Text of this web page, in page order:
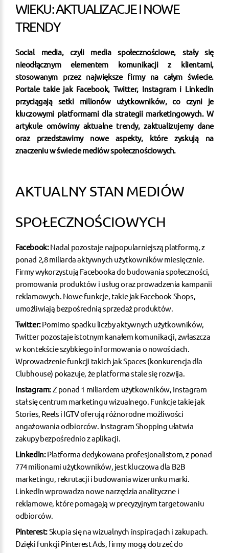
WIEKU: AKTUALIZACJE I NOWE
TRENDY
Social media, czyli media społecznościowe, stały się
nieodłącznym elementem komunikacji z klientami,
stosowanym przez największe firmy na całym świecie.
Portale takie jak Facebook, Twitter, Instagram i LinkedIn
przyciągają setki milionów użytkowników, co czyni je
kluczowymi platformami dla strategii marketingowych. W
artykule omówimy aktualne trendy, zaktualizujemy dane
oraz przedstawimy nowe aspekty, które zyskują na
znaczeniu w świecie mediów społecznościowych.
AKTUALNY STAN MEDIÓW
SPOŁECZNOŚCIOWYCH
Facebook:Nadal pozostaje najpopularniejszą platformą, z
ponad 2,8 miliarda aktywnych użytkowników miesięcznie.
Firmy wykorzystują Facebooka do budowania społeczności,
promowania produktów i usług oraz prowadzenia kampanii
reklamowych. Nowe funkcje, takie jak Facebook Shops,
umożliwiają bezpośrednią sprzedaż produktów.
Twitter:Pomimo spadku liczby aktywnych użytkowników,
Twitter pozostaje istotnym kanałem komunikacji, zwłaszcza
w kontekście szybkiego informowania o nowościach.
Wprowadzenie funkcji takich jak Spaces (konkurencja dla
Clubhouse) pokazuje, że platforma stale się rozwija.
Instagram:Z ponad 1 miliardem użytkowników, Instagram
stał się centrum marketingu wizualnego. Funkcje takie jak
Stories, Reels i IGTV oferują różnorodne możliwości
angażowania odbiorców. Instagram Shopping ułatwia
zakupy bezpośrednio z aplikacji.
LinkedIn:Platforma dedykowana profesjonalistom, z ponad
774 milionami użytkowników, jest kluczowa dla B2B
marketingu, rekrutacji i budowania wizerunku marki.
LinkedIn wprowadza nowe narzędzia analityczne i
reklamowe, które pomagają w precyzyjnym targetowaniu
odbiorców.
Pinterest:Skupia się na wizualnych inspiracjach i zakupach.
Dzięki funkcji Pinterest Ads, firmy mogą dotrzeć do